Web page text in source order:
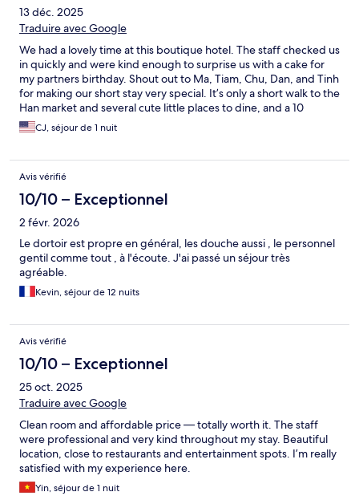
13 déc. 2025
Traduire avec Google
We had a lovely time at this boutique hotel. The staff checked us
in quickly and were kind enough to surprise us with a cake for
my partners birthday. Shout out to Ma, Tiam, Chu, Dan, and Tinh
for making our short stay very special. It’s only a short walk to the
Han market and several cute little places to dine, and a 10
minute grab ride to the beachfront. The coconut coffee in the
cafe was really yummy. We did not opt for breakfast on the way
guard out front with the beautiful smile helped load our bags
into the cab to the airport.
CJ, séjour de 1 nuit
Avis vérifié
10/10 – Exceptionnel
2 févr. 2026
Le dortoir est propre en général, les douche aussi , le personnel
gentil comme tout , à l'écoute. J'ai passé un séjour très
agréable.
Kevin, séjour de 12 nuits
Avis vérifié
10/10 – Exceptionnel
25 oct. 2025
Traduire avec Google
Clean room and affordable price — totally worth it. The staff
were professional and very kind throughout my stay. Beautiful
location, close to restaurants and entertainment spots. I’m really
satisfied with my experience here.
Yin, séjour de 1 nuit